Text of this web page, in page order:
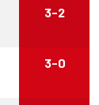
3-2
3-0